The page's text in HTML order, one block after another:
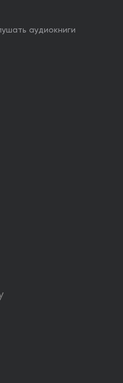
аудиокниги